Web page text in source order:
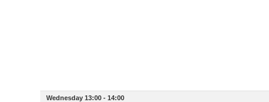
Wednesday 13:00 - 14:00